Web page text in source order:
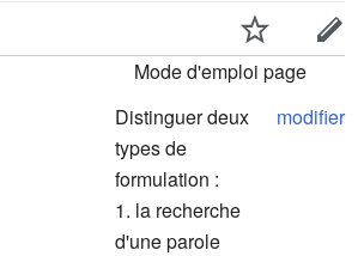
Mode d'emploi page
modifier
Distinguer deux
types de
formulation :
la recherche
d'une parole